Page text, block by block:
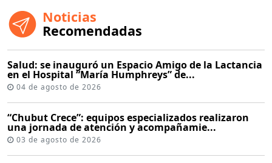
Noticias
Recomendadas
Salud: se inauguró un Espacio Amigo de la Lactancia
en el Hospital “María Humphreys” de...
04 de agosto de 2026
“Chubut Crece”: equipos especializados realizaron
una jornada de atención y acompañamie...
03 de agosto de 2026